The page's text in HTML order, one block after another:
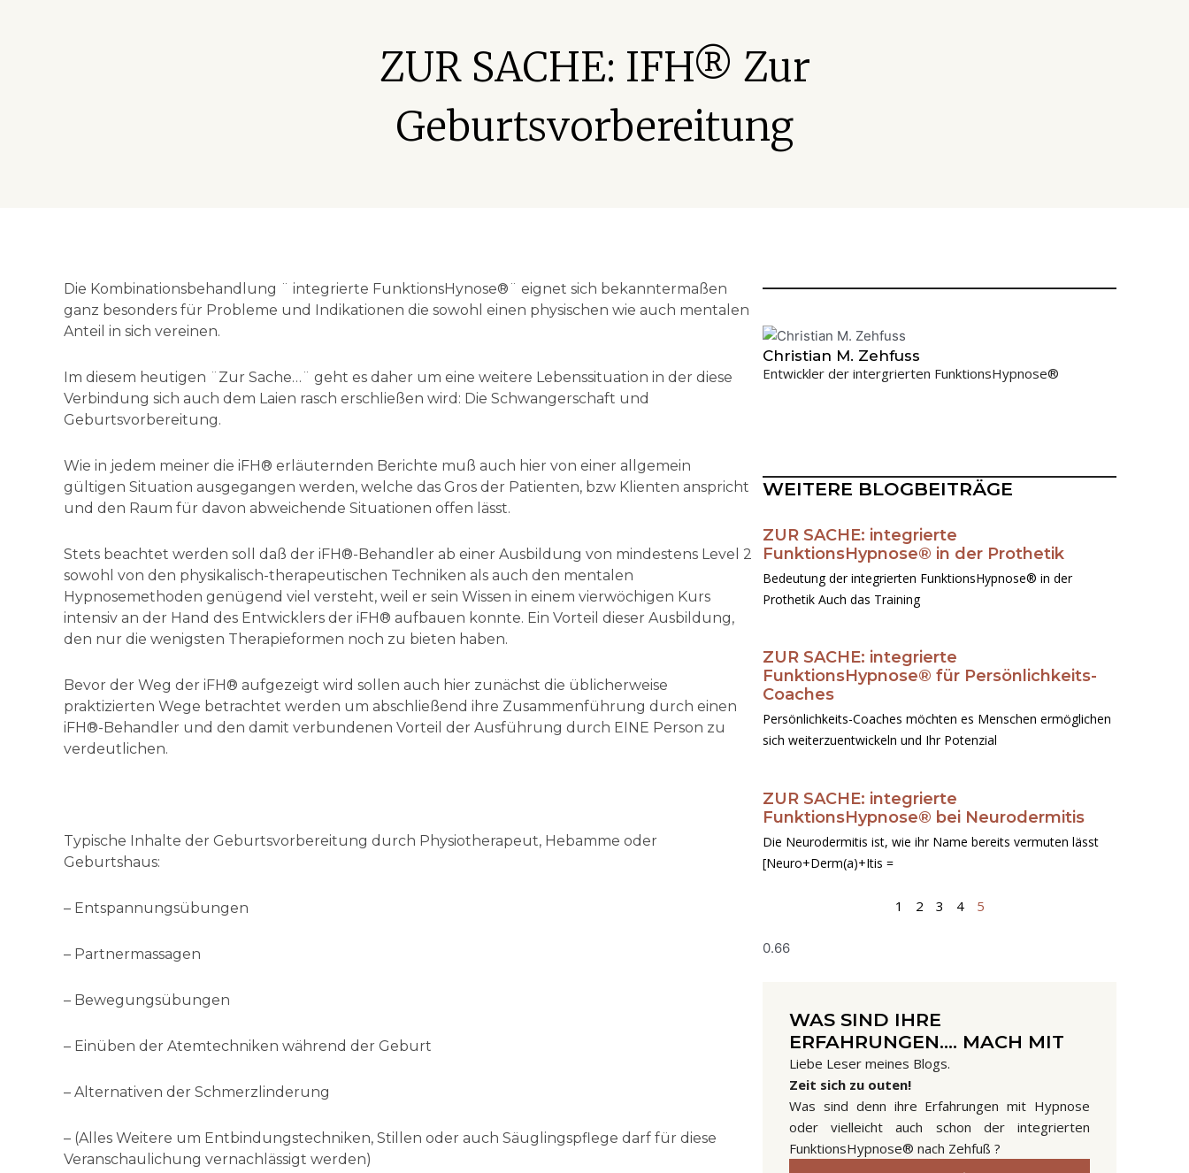
ZUR SACHE: IFH® Zur
Geburtsvorbereitung
Die Kombinationsbehandlung ¨ integrierte FunktionsHynose®¨ eignet sich bekanntermaßen
ganz besonders für Probleme und Indikationen die sowohl einen physischen wie auch mentalen
Anteil in sich vereinen.
Im diesem heutigen ¨Zur Sache…¨ geht es daher um eine weitere Lebenssituation in der diese
Verbindung sich auch dem Laien rasch erschließen wird: Die Schwangerschaft und
Geburtsvorbereitung.
Wie in jedem meiner die iFH® erläuternden Berichte muß auch hier von einer allgemein
gültigen Situation ausgegangen werden, welche das Gros der Patienten, bzw Klienten anspricht
und den Raum für davon abweichende Situationen offen lässt.
Stets beachtet werden soll daß der iFH®-Behandler ab einer Ausbildung von mindestens Level 2
sowohl von den physikalisch-therapeutischen Techniken als auch den mentalen
Hypnosemethoden genügend viel versteht, weil er sein Wissen in einem vierwöchigen Kurs
intensiv an der Hand des Entwicklers der iFH® aufbauen konnte. Ein Vorteil dieser Ausbildung,
den nur die wenigsten Therapieformen noch zu bieten haben.
Bevor der Weg der iFH® aufgezeigt wird sollen auch hier zunächst die üblicherweise
praktizierten Wege betrachtet werden um abschließend ihre Zusammenführung durch einen
iFH®-Behandler und den damit verbundenen Vorteil der Ausführung durch EINE Person zu
verdeutlichen.
Typische Inhalte der Geburtsvorbereitung durch Physiotherapeut, Hebamme oder
Geburtshaus:
– Entspannungsübungen
– Partnermassagen
– Bewegungsübungen
– Einüben der Atemtechniken während der Geburt
– Alternativen der Schmerzlinderung
– (Alles Weitere um Entbindungstechniken, Stillen oder auch Säuglingspflege darf für diese
Veranschaulichung vernachlässigt werden)
Christian M. Zehfuss
Entwickler der intergrierten FunktionsHypnose®
WEITERE BLOGBEITRÄGE
ZUR SACHE: integrierte
FunktionsHypnose® in der Prothetik
Bedeutung der integrierten FunktionsHypnose® in der
Prothetik Auch das Training
ZUR SACHE: integrierte
FunktionsHypnose® für Persönlichkeits-
Coaches
Persönlichkeits-Coaches möchten es Menschen ermöglichen
sich weiterzuentwickeln und Ihr Potenzial
ZUR SACHE: integrierte
FunktionsHypnose® bei Neurodermitis
Die Neurodermitis ist, wie ihr Name bereits vermuten lässt
[Neuro+Derm(a)+Itis =
Seite
1
Seite
2
Seite
3
Seite
4 5
WAS SIND IHRE
ERFAHRUNGEN.... MACH MIT
Liebe Leser meines Blogs.
Zeit sich zu outen!
Was sind denn ihre Erfahrungen mit Hypnose
oder vielleicht auch schon der integrierten
FunktionsHypnose® nach Zehfuß ?